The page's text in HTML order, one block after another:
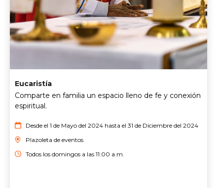
Eucaristía
Comparte en familia un espacio lleno de fe y conexión
espiritual.
Desde el 1 de Mayo del 2024 hasta el 31 de Diciembre del 2024
Plazoleta de eventos
Todos los domingos a las 11:00 a.m.